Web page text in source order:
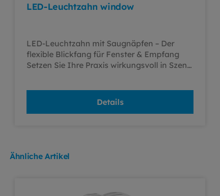
LED-Leuchtzahn window
LED-Leuchtzahn mit Saugnäpfen – Der
flexible Blickfang für Fenster & Empfang
Setzen Sie Ihre Praxis wirkungsvoll in Szene!
Fensterflächen, Glastüren oder glatte
Fronten und sorgt sowohl im Innenraum als
Wartebereiche. Der hochwertige
Leuchtkörper aus OPAL-Acrylglas garantiert
Details
Ähnliche Artikel